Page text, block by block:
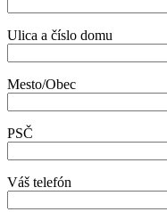
Ulica a číslo domu
Mesto/Obec
PSČ
Váš telefón